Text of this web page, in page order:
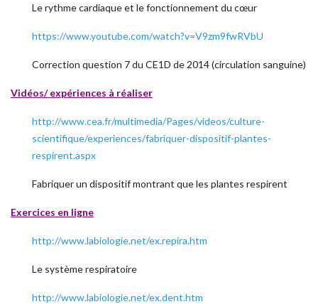
Le rythme cardiaque et le fonctionnement du cœur
https://www.youtube.com/watch?v=V9zm9fwRVbU
Correction question 7 du CE1D de 2014 (circulation sanguine)
Vidéos/ expériences à réaliser
http://www.cea.fr/multimedia/Pages/videos/culture-
scientifique/experiences/fabriquer-dispositif-plantes-
respirent.aspx
Fabriquer un dispositif montrant que les plantes respirent
Exercices en ligne
http://www.labiologie.net/ex.repira.htm
Le système respiratoire
http://www.labiologie.net/ex.dent.htm